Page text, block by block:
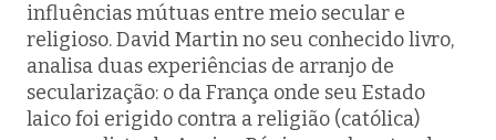
influências mútuas entre meio secular e
religioso. David Martin no seu conhecido livro,
analisa duas experiências de arranjo de
secularização: o da França onde seu Estado
laico foi erigido contra a religião (católica)